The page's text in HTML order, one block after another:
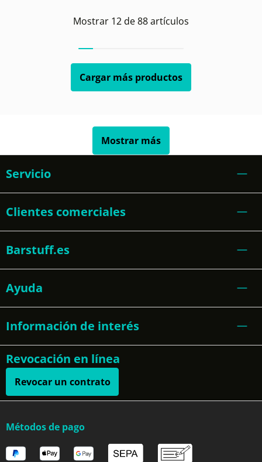
Mostrar 12de88artículos
Cargar más productos
Mostrar más
Servicio
Clientes comerciales
Barstuff.es
Ayuda
Información de interés
Revocación en línea
Revocar un contrato
Métodos de pago